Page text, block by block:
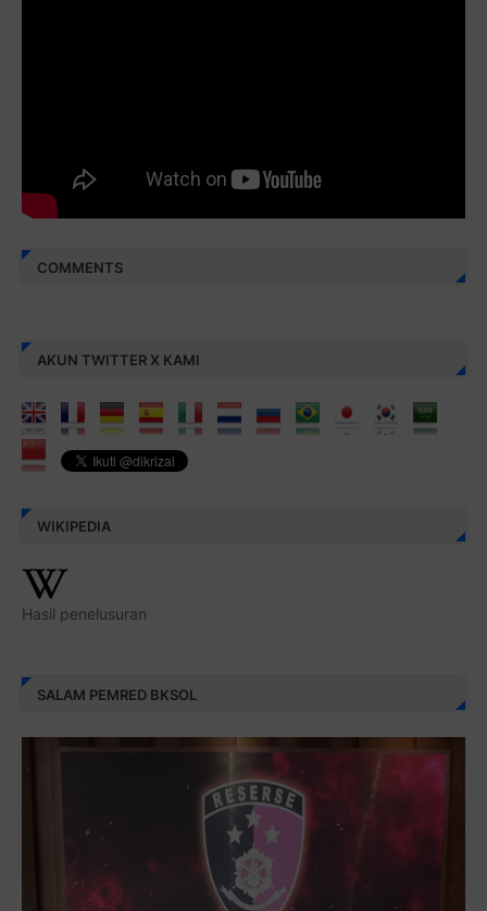
COMMENTS
AKUN TWITTER X KAMI
WIKIPEDIA
Hasil penelusuran
SALAM PEMRED BKSOL